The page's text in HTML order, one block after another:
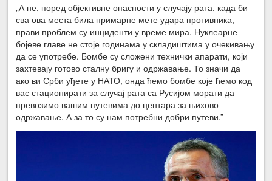
„А не, поред објективне опасности у случају рата, када би
сва ова места била примарне мете удара противника,
прави проблем су инциденти у време мира. Нуклеарне
бојеве главе не стоје годинама у складиштима у очекивању
да се употребе. Бомбе су сложени технички апарати, који
захтевају готово сталну бригу и одржавање. То значи да
ако ви Срби уђете у НАТО, онда ћемо бомбе које ћемо код
вас стационирати за случај рата са Русијом морати да
превозимо вашим путевима до центара за њихово
одржавање. А за то су нам потребни добри путеви.”